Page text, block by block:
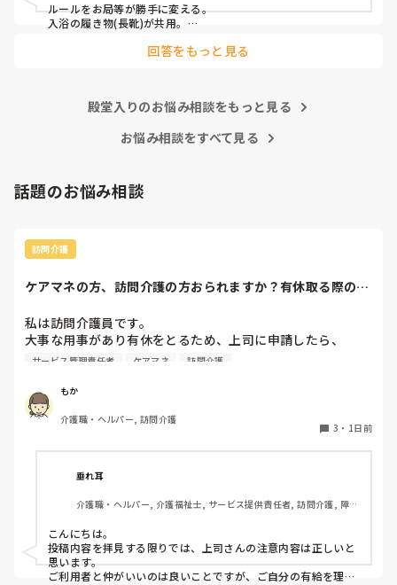
ルールをお局等が勝手に変える。
入浴の履き物(長靴)が共用。
回答をもっと見る
殿堂入りのお悩み相談をもっと見る
お悩み相談をすべて見る
話題のお悩み相談
訪問介護
ケアマネの方、訪問介護の方おられますか？有休取る際の、
私は訪問介護員です。
大事な用事があり有休をとるため、上司に申請したら、
代わりに訪問する職員を考えるとのこと。
話などもしたりと仲が良いため（←表現の仕方良くないかも
です、すみません）こういう理由で休みをとるから、代わり
の人になるけどいいかという相談をしていました。利用者か
わりはいらないから中止でいいよとのこと。このことを上司
に伝えたら、注意されました。
上司の注意内容
けない。
→ケアマネに中止になることを伝える時は、有休をとるから
中止になったとは言わないこと。「中止にさせてもらうこと
サービス管理責任者 ケアマネ 訪問介護
もか
介護職・ヘルパー, 訪問介護
3 ・ 1日前
垂れ耳
介護職・ヘルパー, 介護福祉士, サービス提供責任者, 訪問介護, 障害
こんにちは。
投稿内容を拝見する限りでは、上司さんの注意内容は正しいと
思います。
ご利用者と仲がいいのは良いことですが、ご自分の有給を理由